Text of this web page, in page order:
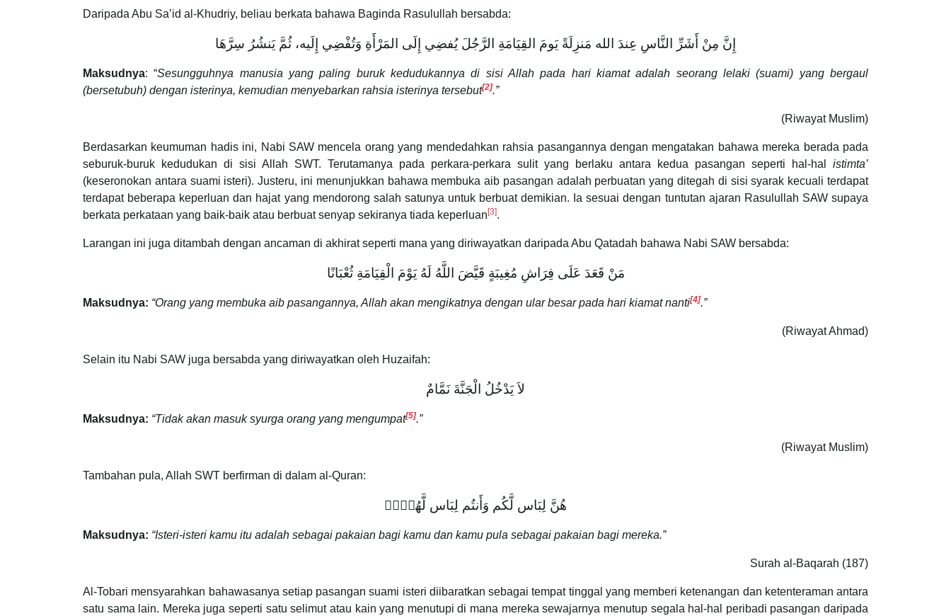
Daripada Abu Sa’id al-Khudriy, beliau berkata bahawa Baginda Rasulullah bersabda:
إِنَّ مِنْ أَشَرِّ النَّاسِ عِندَ الله مَنزِلَةً يَومَ القِيَامَةِ الرَّجُلَ يُفضِي إِلَى المَرْأَةِ وَتُفْضِي إِلَيه، ثُمَّ يَنشُرُ سِرَّهَا
Maksudnya: “Sesungguhnya manusia yang paling buruk kedudukannya di sisi Allah pada hari kiamat adalah seorang lelaki (suami) yang bergaul
(bersetubuh) dengan isterinya, kemudian menyebarkan rahsia isterinya tersebut[2].”
(Riwayat Muslim)
Berdasarkan keumuman hadis ini, Nabi SAW mencela orang yang mendedahkan rahsia pasangannya dengan mengatakan bahawa mereka berada pada
seburuk-buruk kedudukan di sisi Allah SWT. Terutamanya pada perkara-perkara sulit yang berlaku antara kedua pasangan seperti hal-hal istimta’
(keseronokan antara suami isteri). Justeru, ini menunjukkan bahawa membuka aib pasangan adalah perbuatan yang ditegah di sisi syarak kecuali terdapat
terdapat beberapa keperluan dan hajat yang mendorong salah satunya untuk berbuat demikian. Ia sesuai dengan tuntutan ajaran Rasulullah SAW supaya
berkata perkataan yang baik-baik atau berbuat senyap sekiranya tiada keperluan [3].
Larangan ini juga ditambah dengan ancaman di akhirat seperti mana yang diriwayatkan daripada Abu Qatadah bahawa Nabi SAW bersabda:
مَنْ قَعَدَ عَلَى فِرَاشِ مُغِيبَةٍ قَيَّضَ اللَّهُ لَهُ يَوْمَ الْقِيَامَةِ ثُعْبَانًا
Maksudnya: “Orang yang membuka aib pasangannya, Allah akan mengikatnya dengan ular besar pada hari kiamat nanti[4].”
(Riwayat Ahmad)
Selain itu Nabi SAW juga bersabda yang diriwayatkan oleh Huzaifah:
لاَ يَدْخُلُ الْجَنَّةَ نَمَّامٌ
Maksudnya: “Tidak akan masuk syurga orang yang mengumpat[5].”
(Riwayat Muslim)
Tambahan pula, Allah SWT berfirman di dalam al-Quran:
هُنَّ لِبَاس لَّكُم وَأَنتُم لِبَاس لَّهُنَّۗ
Maksudnya: “Isteri-isteri kamu itu adalah sebagai pakaian bagi kamu dan kamu pula sebagai pakaian bagi mereka.”
Surah al-Baqarah (187)
Al-Tobari mensyarahkan bahawasanya setiap pasangan suami isteri diibaratkan sebagai tempat tinggal yang memberi ketenangan dan ketenteraman antara
satu sama lain. Mereka juga seperti satu selimut atau kain yang menutupi di mana mereka sewajarnya menutup segala hal-hal peribadi pasangan daripada